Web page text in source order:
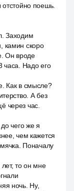
поешь.
Заходим
камин скоро
Он вроде
часа. Надо его
Как в смысле?
А без
через час.
чего же я
чем кажется
Поначалу
то он мне
ночь. Ну,